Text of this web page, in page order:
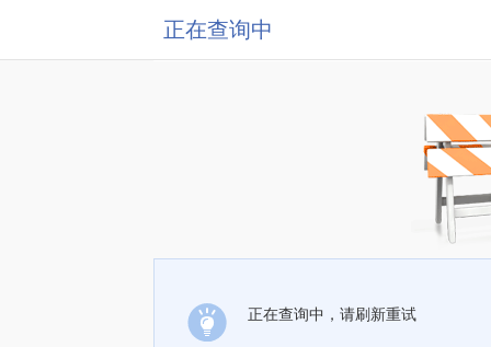
正在查询中
正在查询中，请刷新重试